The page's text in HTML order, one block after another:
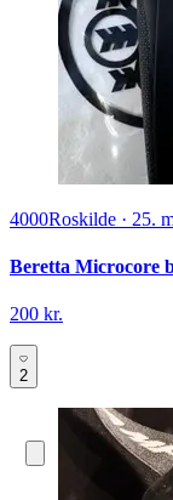
4000Roskilde · 25.
Beretta Microcore
200 kr.
2